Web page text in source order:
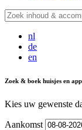
nl
de
en
Zoek & boek huisjes en
Kies uw gewenste
Aankomst